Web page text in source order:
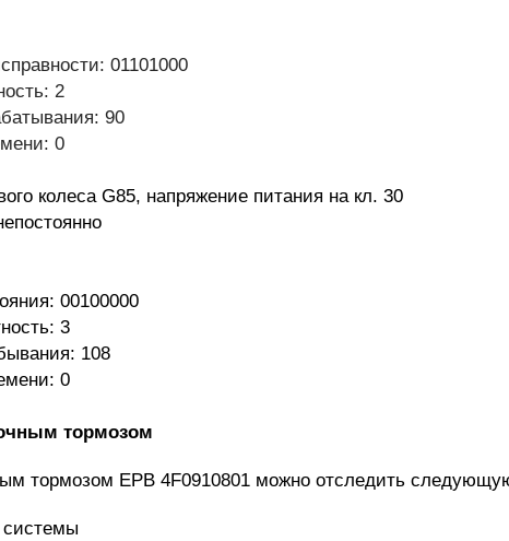
01101000
2
90
0
рулевого колеса G85, напряжение питания
3
108
0
тормозом
тормозом EPB 4F0910801 можно отследить
системы